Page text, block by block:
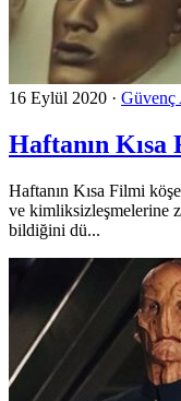
16 Eylül 2020 · Güvenç
Haftanın
Haftanın Kısa Filmi
ve kimliksizleşmelerine
bildiğini dü...